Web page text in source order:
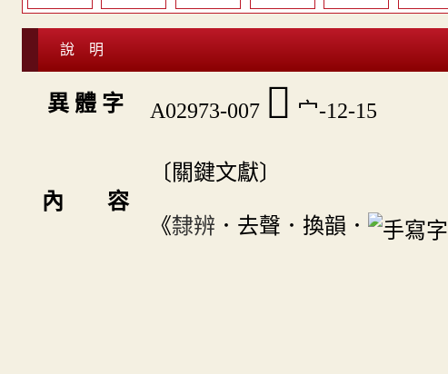
說 明
異 體 字 A02973-007 󴏎 宀-12-15
內 容
〔關鍵文獻〕
《隸辨 ．去聲．換韻．